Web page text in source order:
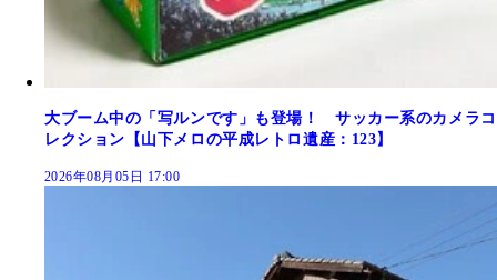
大ブーム中の「写ルンです」も登場！ サッカー系のカメラコ
レクション【山下メロの平成レトロ遺産：123】
2026年08月05日 17:00